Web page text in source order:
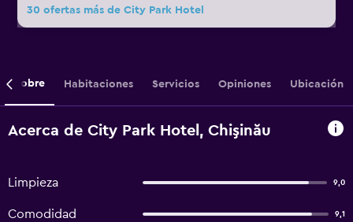
30 ofertas más de City Park Hotel
Sobre Habitaciones Servicios Opiniones Ubicación
Acerca de City Park Hotel, Chişinău
Limpieza 9,0
Comodidad 9,1